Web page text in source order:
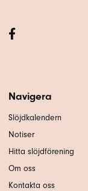
Navigera
Slöjdkalendern
Notiser
Hitta slöjdförening
Om oss
Kontakta oss